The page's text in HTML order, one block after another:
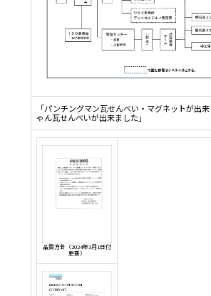
「パンチングマン瓦せんべい・マグネットが出来
ゃん瓦せんべいが出来ました」
品質方針（2024年3月1日付
更新）